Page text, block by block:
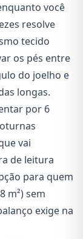
você
resolve
tecido
os pés entre
do joelho e
longas.
por 6
vai
de leitura
para quem
m²) sem
exige na